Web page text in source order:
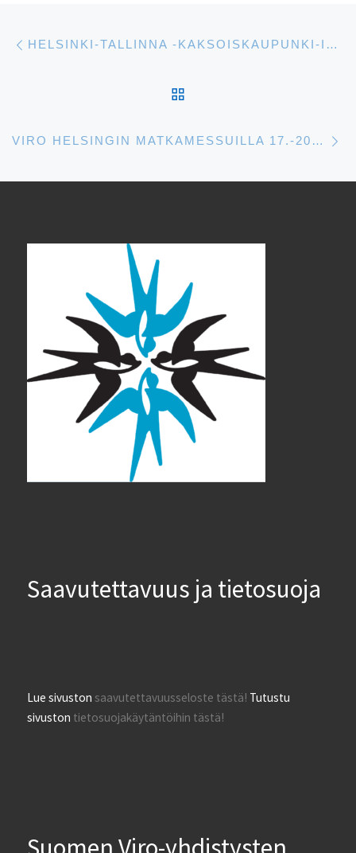
Artikkelien navigointi HELSINKI-TALLINNA -KAKSOISKAUPUNKI-ILTA 4.12. KLO 18 EESTI MAJASSA
VIRO HELSINGIN MATKAMESSUILLA 17.-20.1.
Saavutettavuus ja tietosuoja
Lue sivustonsaavutettavuusseloste tästä! Tutustu
sivuston tietosuojakäytäntöihin tästä!